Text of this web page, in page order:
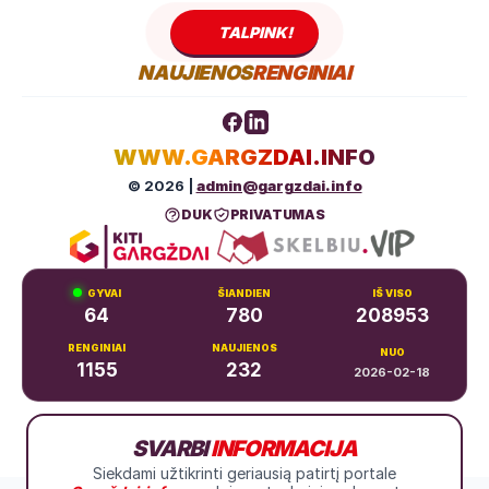
TALPINK!
NAUJIENOSRENGINIAI
WWW.GARGZDAI.INFO
© 2026 | admin@gargzdai.info
DUK PRIVATUMAS
GYVAI
64
ŠIANDIEN
780
IŠ VISO
208953
RENGINIAI
1155
NAUJIENOS
232
NUO
2026-02-18
+370 683 99766
SVARBIINFORMACIJA
Siekdami užtikrinti geriausią patirtį portale